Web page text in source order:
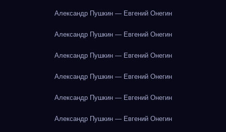
Александр Пушкин — Евгений Онегин
Александр Пушкин — Евгений Онегин
Александр Пушкин — Евгений Онегин
Александр Пушкин — Евгений Онегин
Александр Пушкин — Евгений Онегин
Александр Пушкин — Евгений Онегин